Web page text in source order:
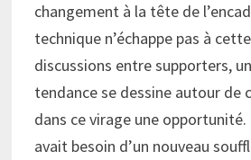
changement à la tête de
technique n’échappe pas à
discussions entre supporters,
tendance se dessine autour de
dans ce virage une opportunité.
avait besoin d’un nouveau